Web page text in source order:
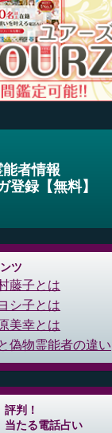
能者情報
登録【無料】
ツ
藤子とは
シ子とは
美幸とは
偽物霊能者の違い
評判！
当たる電話占い